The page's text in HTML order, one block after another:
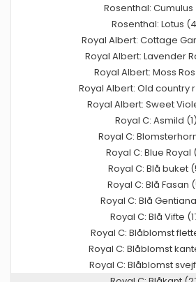
Rosenthal: Cumulus
Rosenthal: Lotus
Royal Albert: Cottage
Royal Albert: Lavender
Royal Albert: Moss
Royal Albert: Old country
Royal Albert: Sweet
Royal C: Asmild (1)
Royal C:
Royal C: Blue Royal
Royal C: Blå buket
Royal C: Blå Fasan
Royal C: Blå
Royal C: Blå Vifte
Royal C: Blåblomst
Royal C: Blåblomst
Royal C: Blåblomst